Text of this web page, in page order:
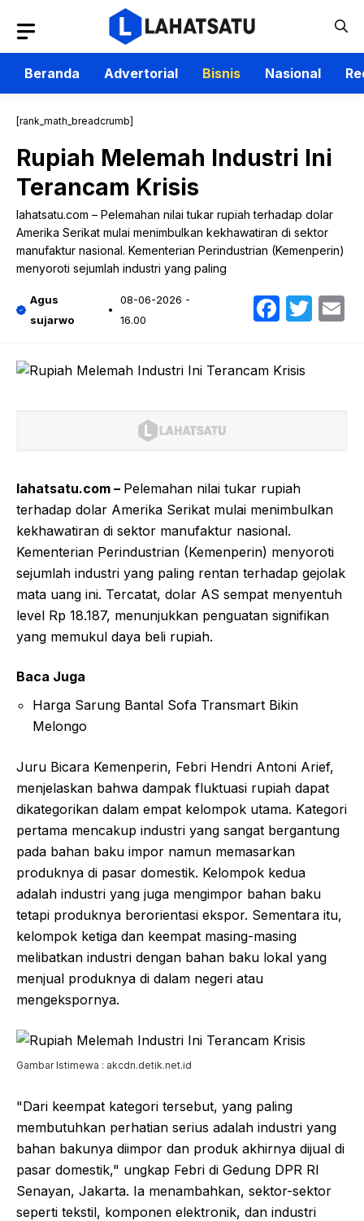
isi
Beranda
Advertorial Bisnis Nasional
[rank_math_breadcrumb]
Rupiah Melemah Industri Ini
Terancam Krisis
lahatsatu.com – Pelemahan nilai tukar rupiah terhadap dolar
Amerika Serikat mulai menimbulkan kekhawatiran di sektor
manufaktur nasional. Kementerian Perindustrian (Kemenperin)
menyoroti sejumlah industri yang paling
Agus
sujarwo
08-06-2026 -
16.00
lahatsatu.com – Pelemahan nilai tukar rupiah
terhadap dolar Amerika Serikat mulai menimbulkan
kekhawatiran di sektor manufaktur nasional.
Kementerian Perindustrian (Kemenperin) menyoroti
sejumlah industri yang paling rentan terhadap gejolak
mata uang ini. Tercatat, dolar AS sempat menyentuh
level Rp 18.187, menunjukkan penguatan signifikan
yang memukul daya beli rupiah.
Baca Juga
Harga Sarung Bantal Sofa Transmart Bikin
Melongo
Juru Bicara Kemenperin, Febri Hendri Antoni Arief,
menjelaskan bahwa dampak fluktuasi rupiah dapat
dikategorikan dalam empat kelompok utama. Kategori
pertama mencakup industri yang sangat bergantung
pada bahan baku impor namun memasarkan
produknya di pasar domestik. Kelompok kedua
adalah industri yang juga mengimpor bahan baku
tetapi produknya berorientasi ekspor. Sementara itu,
kelompok ketiga dan keempat masing-masing
melibatkan industri dengan bahan baku lokal yang
menjual produknya di dalam negeri atau
mengekspornya.
Gambar Istimewa : akcdn.detik.net.id
"Dari keempat kategori tersebut, yang paling
membutuhkan perhatian serius adalah industri yang
bahan bakunya diimpor dan produk akhirnya dijual di
pasar domestik," ungkap Febri di Gedung DPR RI
Senayan, Jakarta. Ia menambahkan, sektor-sektor
seperti tekstil, komponen elektronik, dan industri